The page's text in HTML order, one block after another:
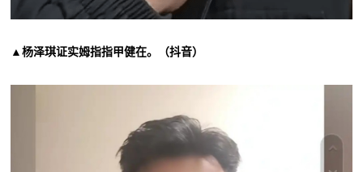
▲杨泽琪证实姆指指甲健在。（抖音）